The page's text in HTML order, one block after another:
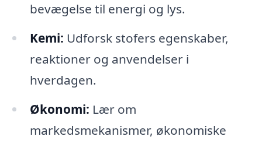
bevægelse til energi og lys.
Kemi: Udforsk stofers egenskaber,
reaktioner og anvendelser i
hverdagen.
Økonomi: Lær om
markedsmekanismer, økonomiske